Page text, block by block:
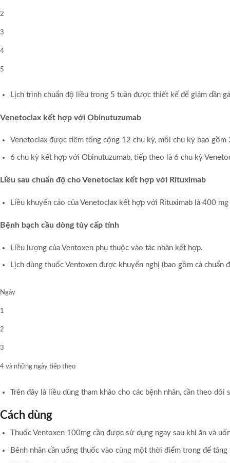
2
3
4
5
Lịch trình chuẩn độ liều trong 5 tuần được thiết kế để giảm dần
Venetoclax kết hợp với Obinutuzumab
Venetoclax được tiêm tổng cộng 12 chu kỳ, mỗi chu kỳ bao gồm
6 chu kỳ kết hợp với Obinutuzumab, tiếp theo là 6 chu kỳ
Liều sau chuẩn độ choVenetoclax kết hợp với Rituximab
Liều khuyến cáo của Venetoclax kết hợp với Rituximab là 400
Bệnh bạch cầu dòng tủy cấp tính
Liều lượng của Ventoxen phụ thuộc vào tác nhân kết hợp.
Lịch dùng thuốc Ventoxen được khuyến nghị (bao gồm cả chuẩn
Ngày
1
2
3
4 và những ngày tiếp theo
Trên đây là liều dùng tham khảo cho các bệnh nhân, cần theo
Cách dùng
Thuốc Ventoxen 100mg cần được sử dụng ngay sau khi ăn và
Bênh nhân cần uống thuốc vào cùng một thời điểm trong để